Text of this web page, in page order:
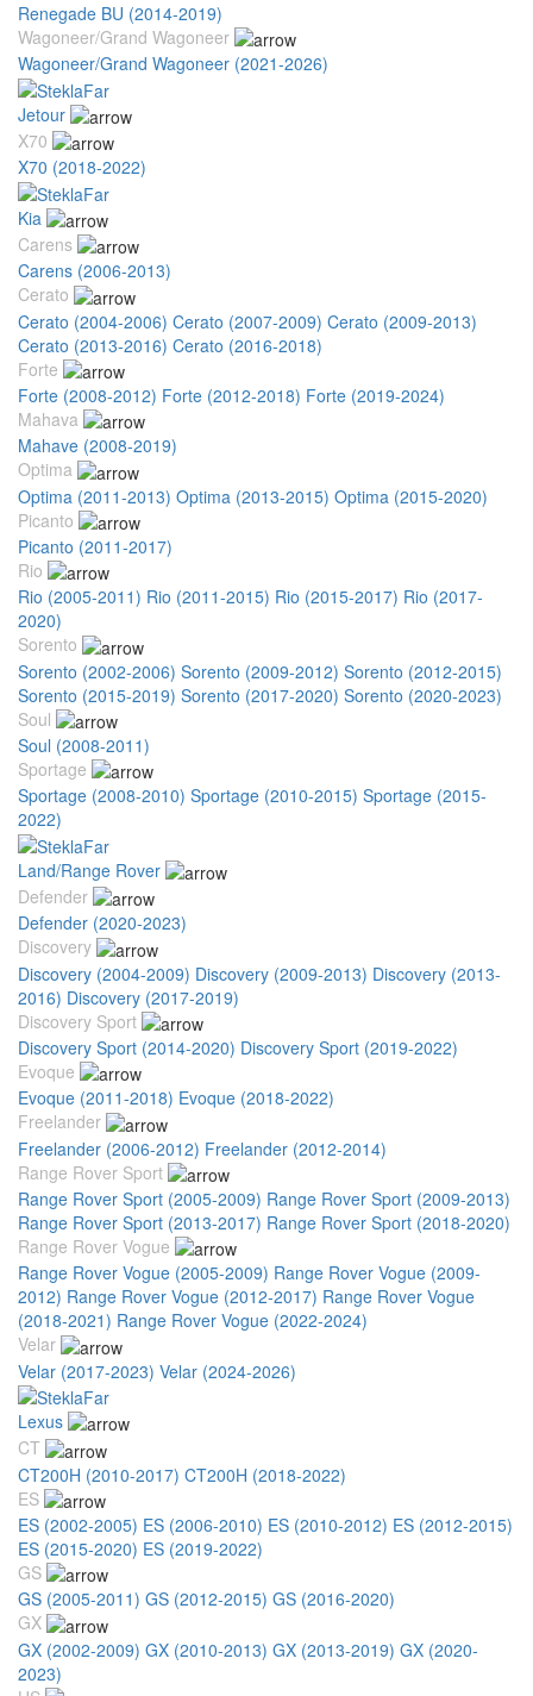
Renegade BU (2014-2019)
Wagoneer/Grand Wagoneer
Wagoneer/Grand Wagoneer (2021-2026)
Jetour
X70
X70 (2018-2022)
Kia
Carens
Carens (2006-2013)
Cerato
Cerato (2004-2006) Cerato (2007-2009) Cerato (2009-2013)
Cerato (2013-2016) Cerato (2016-2018)
Forte
Forte (2008-2012) Forte (2012-2018) Forte (2019-2024)
Mahava
Mahave (2008-2019)
Optima
Optima (2011-2013) Optima (2013-2015) Optima (2015-2020)
Picanto
Picanto (2011-2017)
Rio
Rio (2005-2011) Rio (2011-2015) Rio (2015-2017) Rio (2017-
2020)
Sorento
Sorento (2002-2006) Sorento (2009-2012) Sorento (2012-2015)
Sorento (2015-2019) Sorento (2017-2020) Sorento (2020-2023)
Soul
Soul (2008-2011)
Sportage
Sportage (2008-2010) Sportage (2010-2015) Sportage (2015-
2022)
Land/Range Rover
Defender
Defender (2020-2023)
Discovery
Discovery (2004-2009) Discovery (2009-2013) Discovery (2013-
2016) Discovery (2017-2019)
Discovery Sport
Discovery Sport (2014-2020) Discovery Sport (2019-2022)
Evoque
Evoque (2011-2018) Evoque (2018-2022)
Freelander
Freelander (2006-2012) Freelander (2012-2014)
Range Rover Sport
Range Rover Sport (2005-2009) Range Rover Sport (2009-2013)
Range Rover Sport (2013-2017) Range Rover Sport (2018-2020)
Range Rover Vogue
Range Rover Vogue (2005-2009) Range Rover Vogue (2009-
2012) Range Rover Vogue (2012-2017) Range Rover Vogue
(2018-2021) Range Rover Vogue (2022-2024)
Velar
Velar (2017-2023) Velar (2024-2026)
Lexus
CT
CT200H (2010-2017) CT200H (2018-2022)
ES
ES (2002-2005) ES (2006-2010) ES (2010-2012) ES (2012-2015)
ES (2015-2020) ES (2019-2022)
GS
GS (2005-2011) GS (2012-2015) GS (2016-2020)
GX
GX (2002-2009) GX (2010-2013) GX (2013-2019) GX (2020-
2023)